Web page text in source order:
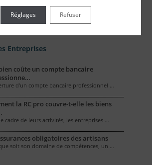
Entreprises
coûte un compte bancaire
d’un compte bancaire professionnel …
la RC pro couvre-t-elle les biens
cadre de leurs activités, les entreprises …
obligatoires des artisans
soit son domaine de compétences, un …
Refuser
Réglages